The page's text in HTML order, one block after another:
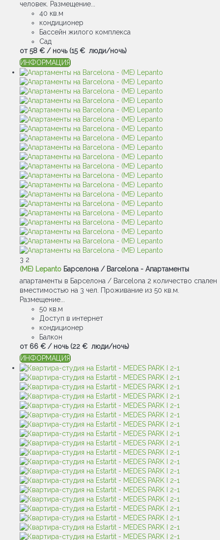
человек. Размещение...
40 кв.м
кондиционер
Бассейн жилого комплекса
Сад
от 58 € / ночь (15 € люди/ночь)
ИНФОРМАЦИЯ
3 2
(ME) Lepanto Барселона / Barcelona - Апартаменты
апартаменты в Барселона / Barcelona 2 количество спален
вместимостью на 3 чел. Проживание из 50 кв.м.
Размещение...
50 кв.м
Доступ в интернет
кондиционер
Балкон
от 66 € / ночь (22 € люди/ночь)
ИНФОРМАЦИЯ